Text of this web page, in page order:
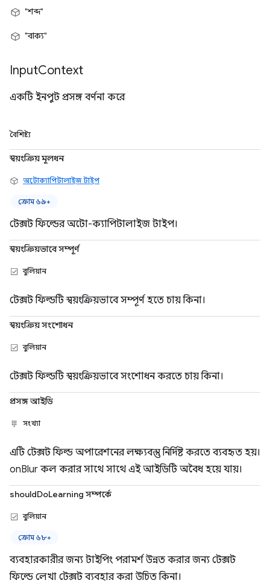
"শব্দ"
"বাক্য"
InputContext
একটি ইনপুট প্রসঙ্গ বর্ণনা করে
বৈশিষ্ট্য
স্বয়ংক্রিয় মূলধন
অটোক্যাপিটালাইজ টাইপ
ক্রোম ৬৯+
টেক্সট ফিল্ডের অটো-ক্যাপিটালাইজ টাইপ।
স্বয়ংক্রিয়ভাবে সম্পূর্ণ
বুলিয়ান
টেক্সট ফিল্ডটি স্বয়ংক্রিয়ভাবে সম্পূর্ণ হতে চায় কিনা।
স্বয়ংক্রিয় সংশোধন
বুলিয়ান
টেক্সট ফিল্ডটি স্বয়ংক্রিয়ভাবে সংশোধন করতে চায় কিনা।
প্রসঙ্গ আইডি
সংখ্যা
এটি টেক্সট ফিল্ড অপারেশনের লক্ষ্যবস্তু নির্দিষ্ট করতে ব্যবহৃত হয়।
onBlur কল করার সাথে সাথে এই আইডিটি অবৈধ হয়ে যায়।
shouldDoLearning সম্পর্কে
বুলিয়ান
ক্রোম ৬৮+
ব্যবহারকারীর জন্য টাইপিং পরামর্শ উন্নত করার জন্য টেক্সট
ফিল্ডে লেখা টেক্সট ব্যবহার করা উচিত কিনা।